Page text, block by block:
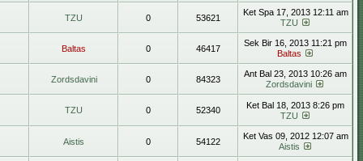
TZU 0 53621
Ket Spa 17, 2013 12:11 am
TZU
Baltas 0 46417
Sek Bir 16, 2013 11:21 pm
Baltas
Zordsdavini 0 84323
Ant Bal 23, 2013 10:26 am
Zordsdavini
TZU 0 52340
Ket Bal 18, 2013 8:26 pm
TZU
Aistis 0 54122
Ket Vas 09, 2012 12:07 am
Aistis